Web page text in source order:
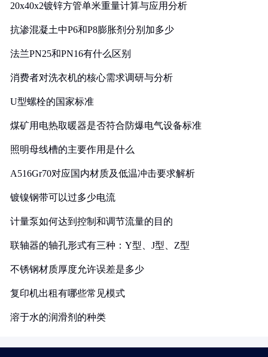
20x40x2镀锌方管单米重量计算与应用分析
抗渗混凝土中P6和P8膨胀剂分别加多少
法兰PN25和PN16有什么区别
消费者对洗衣机的核心需求调研与分析
U型螺栓的国家标准
煤矿用电热取暖器是否符合防爆电气设备标准
照明母线槽的主要作用是什么
A516Gr70对应国内材质及低温冲击要求解析
镀镍钢带可以过多少电流
计量泵如何达到控制和调节流量的目的
联轴器的轴孔形式有三种：Y型、J型、Z型
不锈钢材质厚度允许误差是多少
复印机出租有哪些常见模式
溶于水的润滑剂的种类